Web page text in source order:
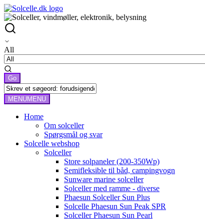
All
MENUMENU
Home
Om solceller
Spørgsmål og svar
Solcelle webshop
Solceller
Store solpaneler (200-350Wp)
Semifleksible til båd, campingvogn
Sunware marine solceller
Solceller med ramme - diverse
Phaesun Solceller Sun Plus
Solcelle Phaesun Sun Peak SPR
Solceller Phaesun Sun Pearl